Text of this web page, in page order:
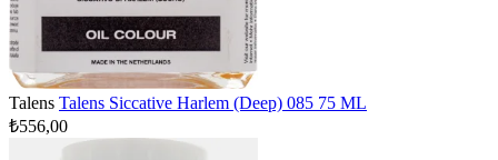
Talens Talens Siccative Harlem (Deep) 085 75 ML
₺556,00